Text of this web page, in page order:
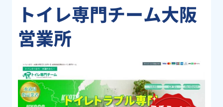
トイレ専門チーム大阪
営業所